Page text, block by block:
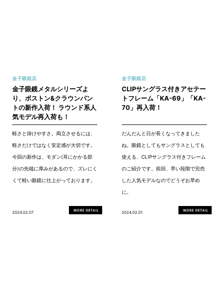
金子眼鏡店
金子眼鏡メタルシリーズよ
り、ボストン&クラウンパン
トの新作入荷！ ラウンド系人
気モデル再入荷も！
軽さと掛けやすさ。両立させるには、
軽さだけではなく安定感が大切です。
今回の新作は、モダン(耳にかかる部
分)の先端に厚みがあるので、ズレにく
くて軽い眼鏡に仕上がっております。
2024.02.07
金子眼鏡店
CLIPサングラス付きアセテー
トフレーム「KA-69」「KA-
70」再入荷！
だんだんと日が長くなってきました
ね。眼鏡としてもサングラスとしても
使える、CLIPサングラス付きフレーム
のご紹介です。前回、早い段階で完売
した人気モデルなのでどうぞお早め
に。
2024.02.01